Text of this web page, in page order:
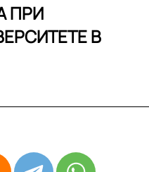
ПРИ
В